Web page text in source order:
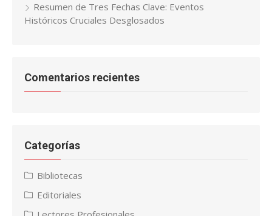
Resumen de Tres Fechas Clave: Eventos
Históricos Cruciales Desglosados
Comentarios recientes
Categorías
Bibliotecas
Editoriales